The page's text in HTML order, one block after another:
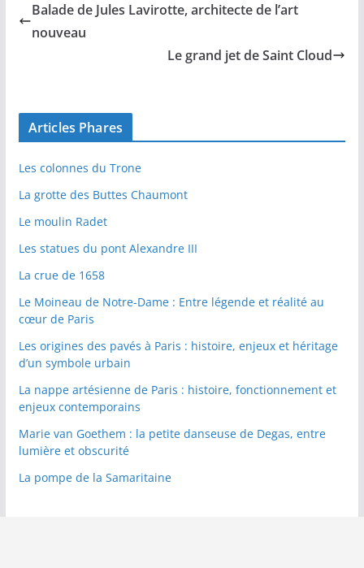
Balade de Jules Lavirotte, architecte de l’art
nouveau
Le grand jet de Saint Cloud
Articles Phares
Les colonnes du Trone
La grotte des Buttes Chaumont
Le moulin Radet
Les statues du pont Alexandre III
La crue de 1658
Le Moineau de Notre-Dame : Entre légende et réalité au
cœur de Paris
Les origines des pavés à Paris : histoire, enjeux et héritage
d’un symbole urbain
La nappe artésienne de Paris : histoire, fonctionnement et
enjeux contemporains
Marie van Goethem : la petite danseuse de Degas, entre
lumière et obscurité
La pompe de la Samaritaine